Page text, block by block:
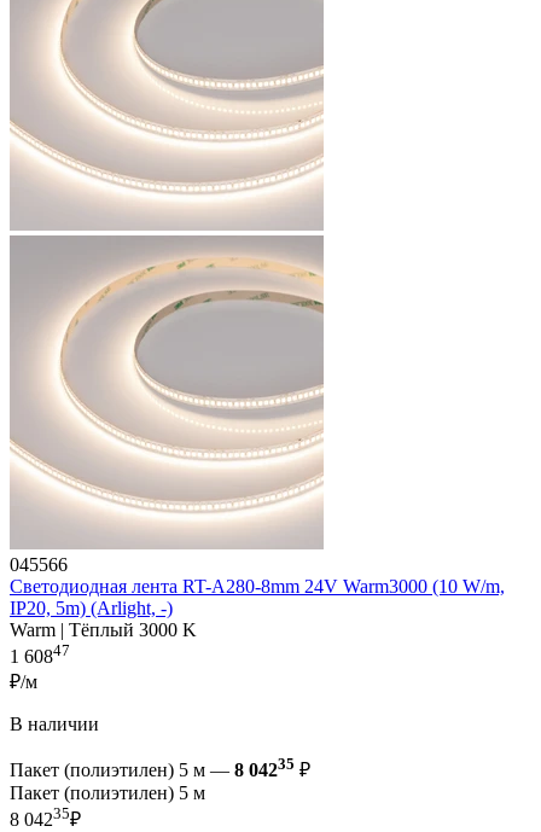
045566
Светодиодная лента RT-A280-8mm 24V Warm3000 (10 W/m,
IP20, 5m) (Arlight, -)
Warm | Тёплый 3000 K
1 60847
₽/м
В наличии
Пакет (полиэтилен) 5 м — 8 04235 ₽
Пакет (полиэтилен) 5 м
8 04235₽